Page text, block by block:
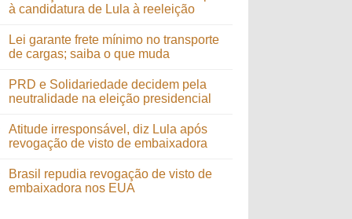
à candidatura de Lula à reeleição
Lei garante frete mínimo no transporte
de cargas; saiba o que muda
PRD e Solidariedade decidem pela
neutralidade na eleição presidencial
Atitude irresponsável, diz Lula após
revogação de visto de embaixadora
Brasil repudia revogação de visto de
embaixadora nos EUA